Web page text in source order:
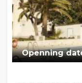
Openning